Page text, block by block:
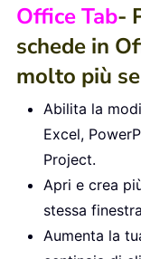
Office Tab-
schede in
molto più
Abilita la
Excel,
Project.
Apri e crea
stessa
Aumenta la